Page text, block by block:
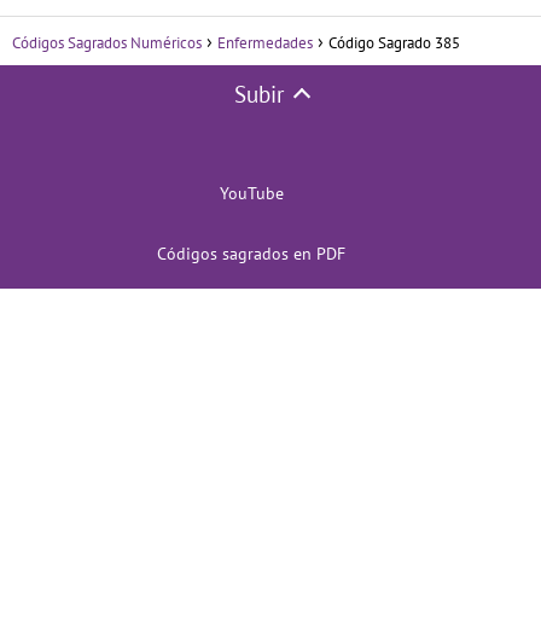
Códigos Sagrados Numéricos Enfermedades Código Sagrado 385
Subir
YouTube
Códigos sagrados en PDF